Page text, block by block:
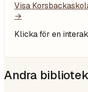
Visa
→
Klicka för en
Andra